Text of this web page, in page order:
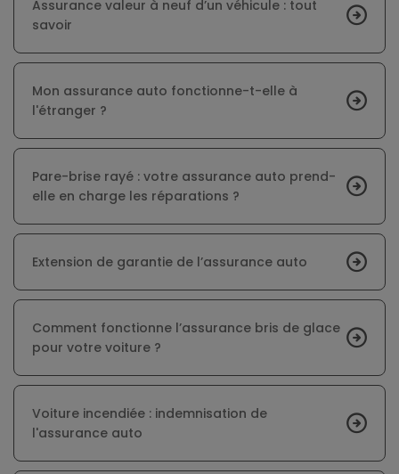
Assurance valeur à neuf d’un véhicule : tout
savoir
Mon assurance auto fonctionne-t-elle à
l'étranger ?
Pare-brise rayé : votre assurance auto prend-
elle en charge les réparations ?
Extension de garantie de l’assurance auto
Comment fonctionne l’assurance bris de glace
pour votre voiture ?
Voiture incendiée : indemnisation de
l'assurance auto